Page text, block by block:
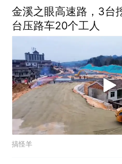
金溪之眼高速路，3台
台压路车20个工人
搞怪羊